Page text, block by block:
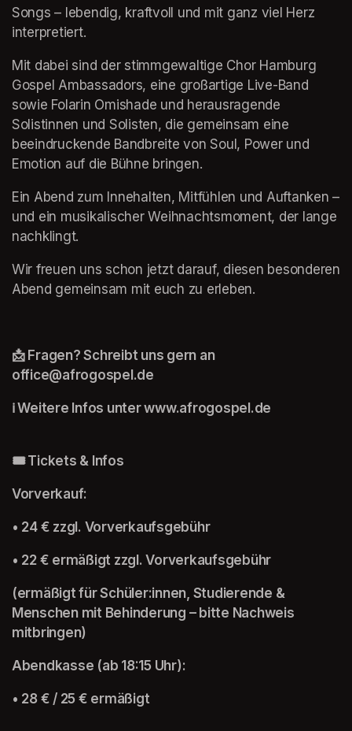
Songs – lebendig, kraftvoll und mit ganz viel Herz
interpretiert.
Mit dabei sind der stimmgewaltige Chor Hamburg
Gospel Ambassadors, eine großartige Live-Band
sowie Folarin Omishade und herausragende
Solistinnen und Solisten, die gemeinsam eine
beeindruckende Bandbreite von Soul, Power und
Emotion auf die Bühne bringen.
Ein Abend zum Innehalten, Mitfühlen und Auftanken –
und ein musikalischer Weihnachtsmoment, der lange
nachklingt.
Wir freuen uns schon jetzt darauf, diesen besonderen
Abend gemeinsam mit euch zu erleben.
📩 Fragen? Schreibt uns gern an
office@afrogospel.de
🎟️ Tickets & Infos
Vorverkauf:
• 24 € zzgl. Vorverkaufsgebühr
• 22 € ermäßigt zzgl. Vorverkaufsgebühr
(ermäßigt für Schüler:innen, Studierende &
Menschen mit Behinderung – bitte Nachweis
mitbringen)
Abendkasse (ab 18:15 Uhr):
• 28 € / 25 € ermäßigt